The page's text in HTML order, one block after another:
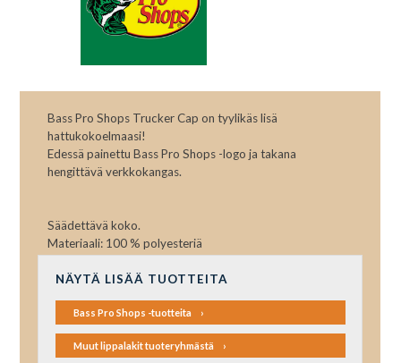
Bass Pro Shops Trucker Cap on tyylikäs lisä
hattukokoelmaasi!
Edessä painettu Bass Pro Shops -logo ja takana
hengittävä verkkokangas.
Säädettävä koko.
Materiaali: 100 % polyesteriä
NÄYTÄ LISÄÄ TUOTTEITA
Bass Pro Shops -tuotteita
Muut lippalakit tuoteryhmästä